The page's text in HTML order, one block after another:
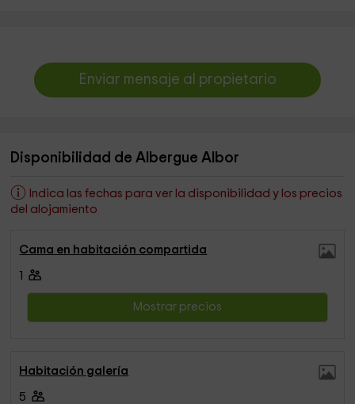
Enviar mensaje al propietario
Disponibilidad de Albergue Albor
Indica las fechas para ver la disponibilidad y los precios
del alojamiento
Cama en habitación compartida
Mostrar precios
Habitación galería
5